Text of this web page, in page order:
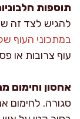
תוספות
להגיש לצד זה
במתכוני העוף
עוף צרובות או
אחסון וחימום